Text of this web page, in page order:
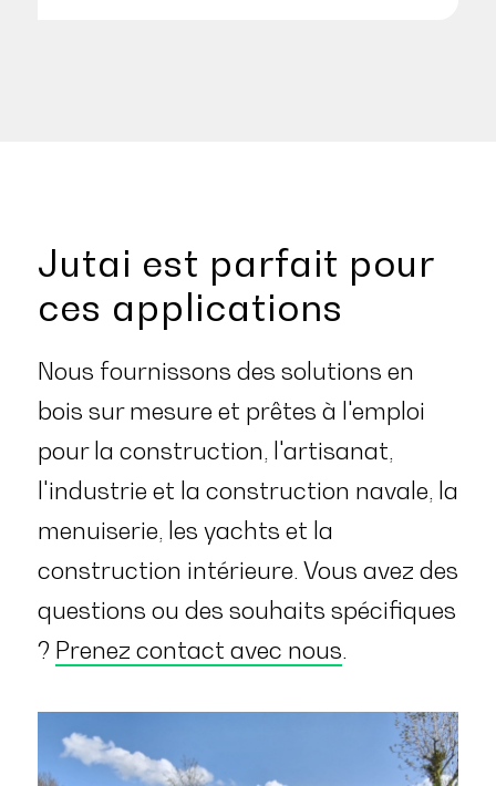
Jutai est parfait pour
ces applications
Nous fournissons des solutions en
bois sur mesure et prêtes à l'emploi
pour la construction, l'artisanat,
l'industrie et la construction navale, la
menuiserie, les yachts et la
construction intérieure. Vous avez des
questions ou des souhaits spécifiques
? Prenez contact avec nous.